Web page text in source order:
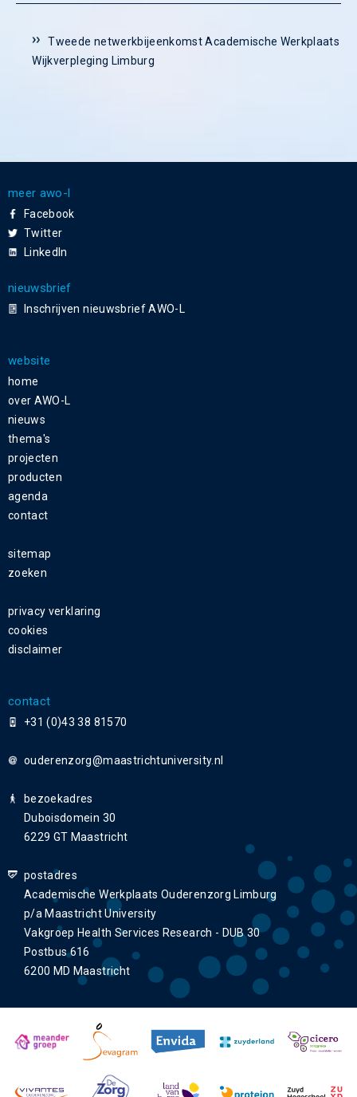
Tweede netwerkbijeenkomst Academische Werkplaats
Wijkverpleging Limburg
meer awo-l
Facebook
Twitter
LinkedIn
nieuwsbrief
Inschrijven nieuwsbrief AWO-L
website
home
over AWO-L
nieuws
thema's
projecten
producten
agenda
contact
sitemap
zoeken
privacy verklaring
cookies
disclaimer
contact
+31 (0)43 38 81570
ouderenzorg
bezoekadres
Duboisdomein 30
6229 GT Maastricht
postadres
Academische Werkplaats Ouderenzorg Limburg
p/a Maastricht University
Vakgroep Health Services Research - DUB 30
Postbus 616
6200 MD Maastricht